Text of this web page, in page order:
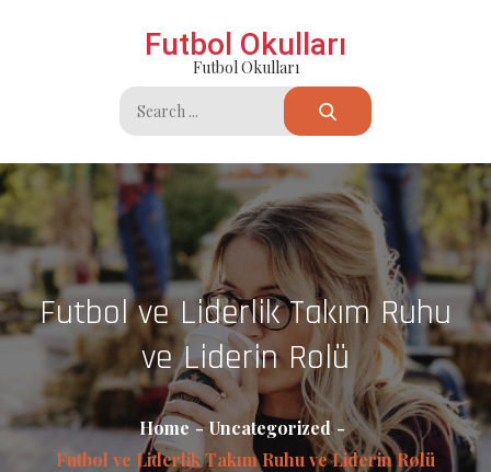
Futbol Okulları
Futbol Okulları
Search
for:
Futbol ve Liderlik Takım Ruhu
ve Liderin Rolü
Home
Uncategorized
Futbol ve Liderlik Takım Ruhu ve Liderin Rolü